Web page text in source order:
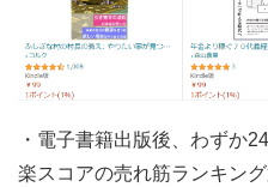
・電子書籍出版後、わずか
楽スコアの売れ筋ランキン